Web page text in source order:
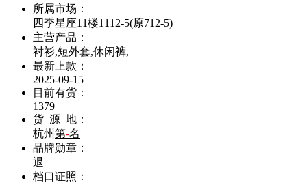
所属市场：
四季星座11楼1112-5(原712-5)
主营产品：
衬衫,短外套,休闲裤,
最新上款：
2025-09-15
目前有货：
1379
货 源 地：
杭州第-名
品牌勋章：
退
档口证照：